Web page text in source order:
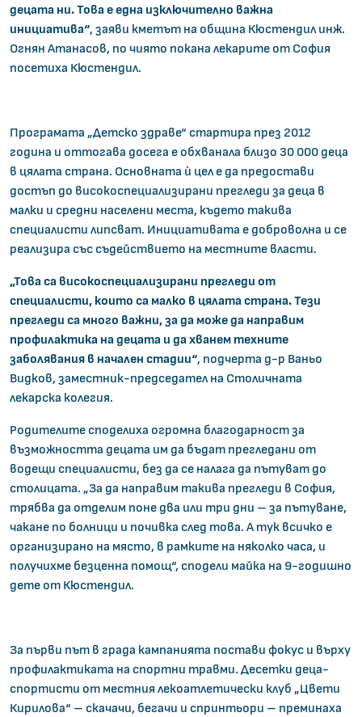
децата ни. Това е една изключително важна
инициатива“, заяви кметът на община Кюстендил инж.
Огнян Атанасов, по чиято покана лекарите от София
посетиха Кюстендил.
Програмата „Детско здраве“ стартира през 2012
година и оттогава досега е обхванала близо 30 000 деца
в цялата страна. Основната ѝ цел е да предостави
достъп до високоспециализирани прегледи за деца в
малки и средни населени места, където такива
специалисти липсват. Инициативата е доброволна и се
реализира със съдействието на местните власти.
„Това са високоспециализирани прегледи от
специалисти, които са малко в цялата страна. Тези
прегледи са много важни, за да може да направим
профилактика на децата и да хванем техните
заболявания в начален стадии“, подчерта д-р Ваньо
Видков, заместник-председател на Столичната
лекарска колегия.
Родителите споделиха огромна благодарност за
възможността децата им да бъдат прегледани от
водещи специалисти, без да се налага да пътуват до
столицата. „За да направим такива прегледи в София,
трябва да отделим поне два или три дни – за пътуване,
чакане по болници и почивка след това. А тук всичко е
организирано на място, в рамките на няколко часа, и
получихме безценна помощ“, сподели майка на 9-годишно
дете от Кюстендил.
За първи път в града кампанията постави фокус и върху
профилактиката на спортни травми. Десетки деца-
спортисти от местния лекоатлетически клуб „Цвети
Кирилова“ – скачачи, бегачи и спринтьори – преминаха